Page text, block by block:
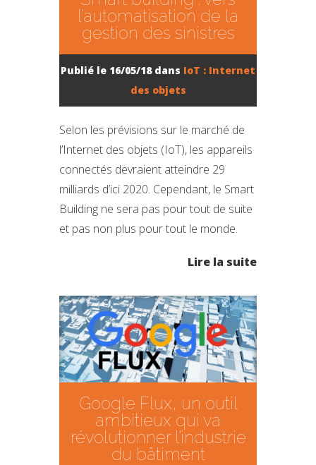
l’automatisation de la
gestion des sinistres
Publié le 16/05/18 dans IoT : Internet
des objets
Selon les prévisions sur le marché de
l’Internet des objets (IoT), les appareils
connectés devraient atteindre 29
milliards d’ici 2020. Cependant, le Smart
Building ne sera pas pour tout de suite
et pas non plus pour tout le monde.
Lire la suite
Google Flux, un outil
ambitieux qui va
révolutionner l’industrie
du bâtiment